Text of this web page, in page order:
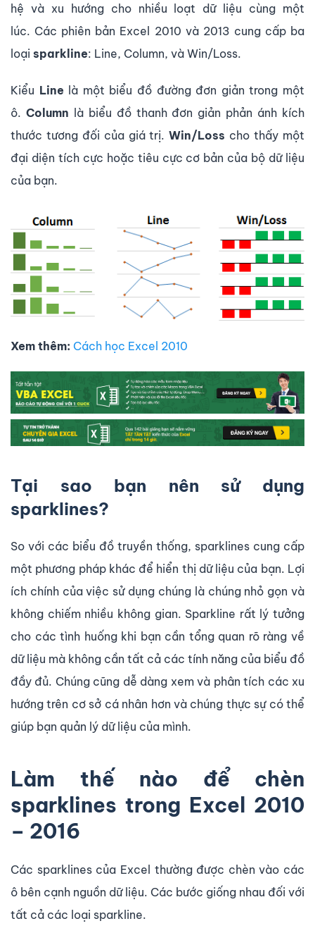
hệ và xu hướng cho nhiều loạt dữ liệu cùng một
lúc. Các phiên bản Excel 2010 và 2013 cung cấp ba
loại sparkline: Line, Column, và Win/Loss.
Kiểu Line là một biểu đồ đường đơn giản trong một
ô. Column là biểu đồ thanh đơn giản phản ánh kích
thước tương đối của giá trị.Win/Loss cho thấy một
đại diện tích cực hoặc tiêu cực cơ bản của bộ dữ liệu
của bạn.
Xem thêm: Cách học Excel 2010
Tại sao bạn nên sử dụng
sparklines?
So với các biểu đồ truyền thống, sparklines cung cấp
một phương pháp khác để hiển thị dữ liệu của bạn. Lợi
ích chính của việc sử dụng chúng là chúng nhỏ gọn và
không chiếm nhiều không gian. Sparkline rất lý tưởng
cho các tình huống khi bạn cần tổng quan rõ ràng về
dữ liệu mà không cần tất cả các tính năng của biểu đồ
đầy đủ. Chúng cũng dễ dàng xem và phân tích các xu
hướng trên cơ sở cá nhân hơn và chúng thực sự có thể
giúp bạn quản lý dữ liệu của mình.
Làm thế nào để chèn
sparklines trong Excel 2010
– 2016
Các sparklines của Excel thường được chèn vào các
ô bên cạnh nguồn dữ liệu. Các bước giống nhau đối với
tất cả các loại sparkline.